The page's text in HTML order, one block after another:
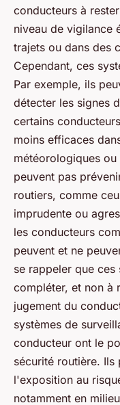
conducteurs à
niveau de vigilance
trajets ou dans des
Cependant, ces
Par exemple, ils
détecter les signes
certains
moins efficaces
météorologiques
peuvent pas
routiers, comme
imprudente ou
les conducteurs
peuvent et ne
se rappeler que ces
compléter, et non à
jugement du
systèmes de
conducteur ont le
sécurité routière. Ils
l'exposition au
notamment en